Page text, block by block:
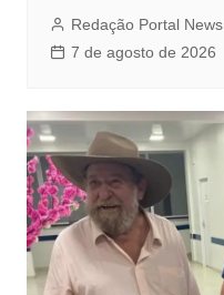
Redação Portal News
7 de agosto de 2026